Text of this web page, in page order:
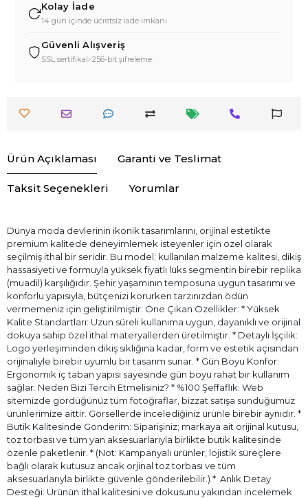
Kolay İade
14 gün içinde ücretsiz iade imkanı
Güvenli Alışveriş
SSL sertifikalı 256-bit şifreleme
Ürün Açıklaması Garanti ve Teslimat
Taksit Seçenekleri Yorumlar
Dünya moda devlerinin ikonik tasarımlarını, orijinal estetikte
premium kalitede deneyimlemek isteyenler için özel olarak
seçilmiş ithal bir seridir. Bu model; kullanılan malzeme kalitesi, dikiş
hassasiyeti ve formuyla yüksek fiyatlı lüks segmentin birebir replika
(muadil) karşılığıdır. Şehir yaşamının temposuna uygun tasarımı ve
konforlu yapısıyla, bütçenizi korurken tarzınızdan ödün
vermemeniz için geliştirilmiştir. Öne Çıkan Özellikler: * Yüksek
Kalite Standartları: Uzun süreli kullanıma uygun, dayanıklı ve orijinal
dokuya sahip özel ithal materyallerden üretilmiştir. * Detaylı İşçilik:
Logo yerleşiminden dikiş sıklığına kadar, form ve estetik açısından
orijinaliyle birebir uyumlu bir tasarım sunar. * Gün Boyu Konfor:
Ergonomik iç taban yapısı sayesinde gün boyu rahat bir kullanım
sağlar. Neden Bizi Tercih Etmelisiniz? * %100 Şeffaflık: Web
sitemizde gördüğünüz tüm fotoğraflar, bizzat satışa sunduğumuz
ürünlerimize aittir. Görsellerde incelediğiniz ürünle birebir aynıdır. *
Butik Kalitesinde Gönderim: Siparişiniz; markaya ait orijinal kutusu,
toz torbası ve tüm yan aksesuarlarıyla birlikte butik kalitesinde
özenle paketlenir. * (Not: Kampanyalı ürünler, lojistik süreçlere
bağlı olarak kutusuz ancak orjinal toz torbası ve tüm
aksesuarlarıyla birlikte güvenle gönderilebilir.) * ⁠ Anlık Detay
Desteği: Ürünün ithal kalitesini ve dokusunu yakından incelemek